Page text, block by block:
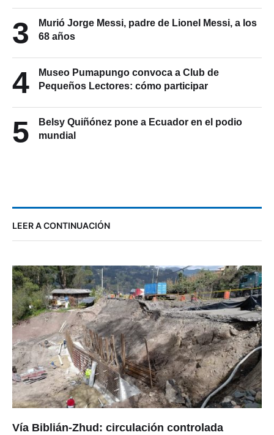
3
Murió Jorge Messi, padre de Lionel Messi, a los
68 años
4
Museo Pumapungo convoca a Club de
Pequeños Lectores: cómo participar
5
Belsy Quiñónez pone a Ecuador en el podio
mundial
LEER A CONTINUACIÓN
Vía Biblián-Zhud: circulación controlada